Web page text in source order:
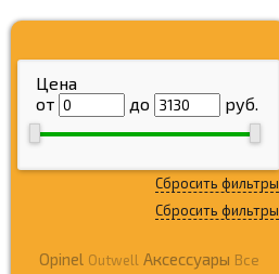
Цена
от
до руб.
Сбросить фильтры
Сбросить фильтры
Opinel Outwell Аксессуары Все